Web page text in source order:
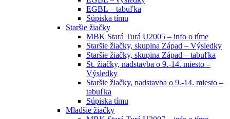
EGBL – tabuľka
Súpiska tímu
Staršie žiačky
MBK Stará Turá U2005 – info o tíme
Staršie žiačky, skupina Západ – Výsledky
Staršie žiačky, skupina Západ – tabuľka
St. žiačky, nadstavba o 9.-14. miesto –
Výsledky
Staršie žiačky, nadstavba o 9.-14. miesto –
tabuľka
Súpiska tímu
Mladšie žiačky